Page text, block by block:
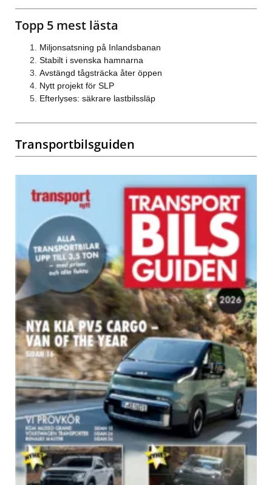
Topp 5 mest lästa
Miljonsatsning på Inlandsbanan
Stabilt i svenska hamnarna
Avstängd tågsträcka åter öppen
Nytt projekt för SLP
Efterlyses: säkrare lastbilssläp
Transportbilsguiden